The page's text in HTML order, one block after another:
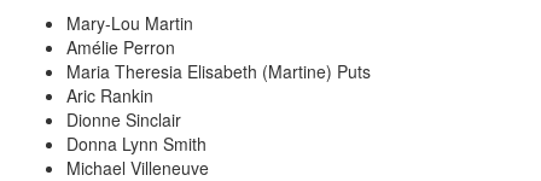
Mary-Lou Martin
Amélie Perron
Maria Theresia Elisabeth (Martine) Puts
Aric Rankin
Dionne Sinclair
Donna Lynn Smith
Michael Villeneuve